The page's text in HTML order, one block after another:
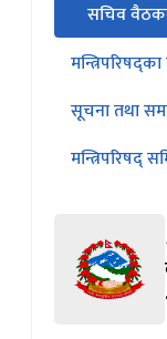
पहिलो
ट्याबको
जानुहोस्
सचिव
(सक्रिय
सूचना तथा
मन्त्रिपरिषद्